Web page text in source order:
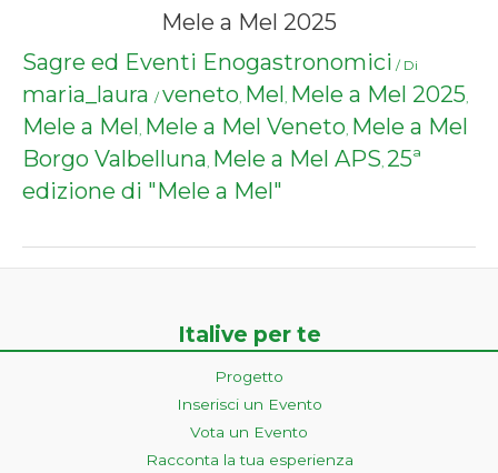
Mele a Mel 2025
Sagre ed Eventi Enogastronomici / Di
maria_laura / veneto, Mel , Mele a Mel 2025,
Mele a Mel , Mele a Mel Veneto, Mele a Mel
Borgo Valbelluna, Mele a Mel APS, 25ª
edizione di "Mele a Mel"
Italive per te
Progetto
Inserisci un Evento
Vota un Evento
Racconta la tua esperienza